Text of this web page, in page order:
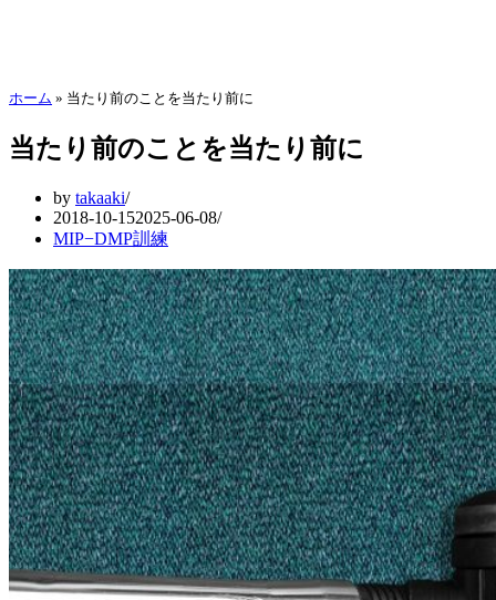
ホーム » 当たり前のことを当たり前に
当たり前のことを当たり前に
by takaaki
2018-10-152025-06-08
MIP−DMP訓練